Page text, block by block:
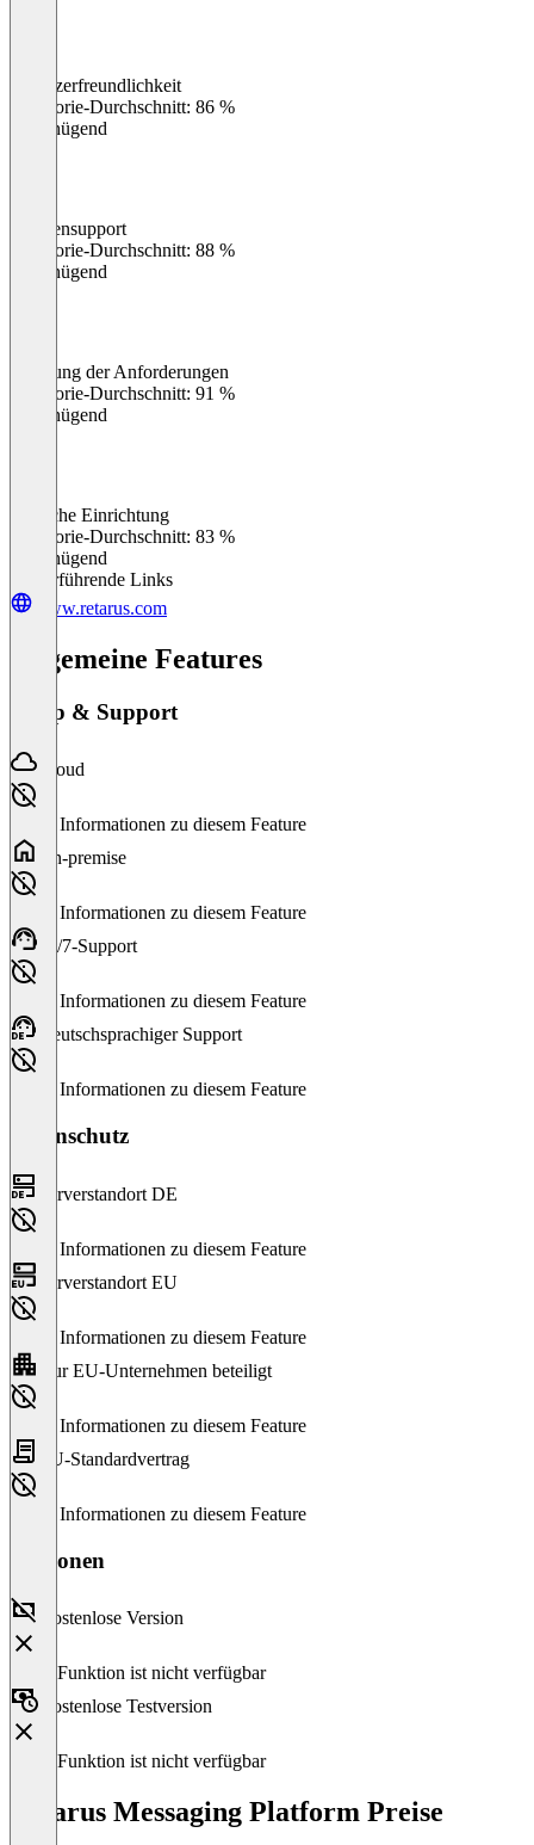
Benutzerfreundlichkeit
Kategorie-Durchschnitt: 86 %
Ungenügend
Kundensupport
Kategorie-Durchschnitt: 88 %
Ungenügend
Erfüllung der Anforderungen
Kategorie-Durchschnitt: 91 %
Ungenügend
Einfache Einrichtung
Kategorie-Durchschnitt: 83 %
Ungenügend
Weiterführende Links
www.retarus.com
Allgemeine Features
Setup & Support
Cloud
Keine Informationen zu diesem Feature
On-premise
Keine Informationen zu diesem Feature
24/7-Support
Keine Informationen zu diesem Feature
Deutschsprachiger Support
Keine Informationen zu diesem Feature
Datenschutz
Serverstandort DE
Keine Informationen zu diesem Feature
Serverstandort EU
Keine Informationen zu diesem Feature
Nur EU-Unternehmen beteiligt
Keine Informationen zu diesem Feature
EU-Standardvertrag
Keine Informationen zu diesem Feature
Versionen
Kostenlose Version
Diese Funktion ist nicht verfügbar
Kostenlose Testversion
Diese Funktion ist nicht verfügbar
Retarus Messaging Platform Preise